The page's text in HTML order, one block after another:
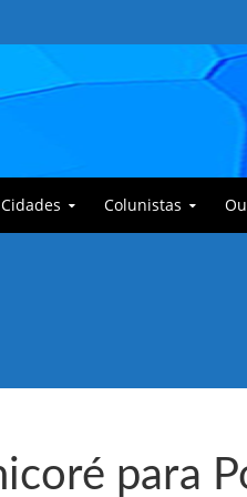
Cidades Colunistas
para